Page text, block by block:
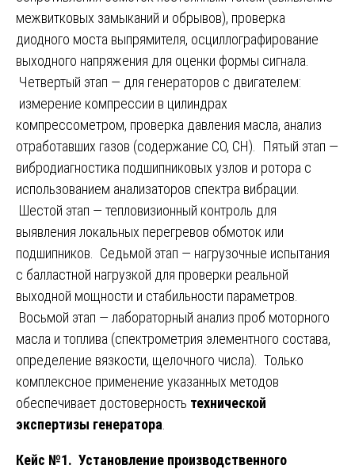
межвитковых замыканий и обрывов), проверка
диодного моста выпрямителя, осциллографирование
выходного напряжения для оценки формы сигнала.
Четвертый этап — для генераторов с двигателем:
измерение компрессии в цилиндрах
компрессометром, проверка давления масла, анализ
отработавших газов (содержание CO, CH). Пятый этап —
вибродиагностика подшипниковых узлов и ротора с
использованием анализаторов спектра вибрации.
Шестой этап — тепловизионный контроль для
выявления локальных перегревов обмоток или
подшипников. Седьмой этап — нагрузочные испытания
с балластной нагрузкой для проверки реальной
выходной мощности и стабильности параметров.
Восьмой этап — лабораторный анализ проб моторного
масла и топлива (спектрометрия элементного состава,
определение вязкости, щелочного числа). Только
комплексное применение указанных методов
обеспечивает достоверность технической
экспертизы генератора
Кейс №1. Установление производственного